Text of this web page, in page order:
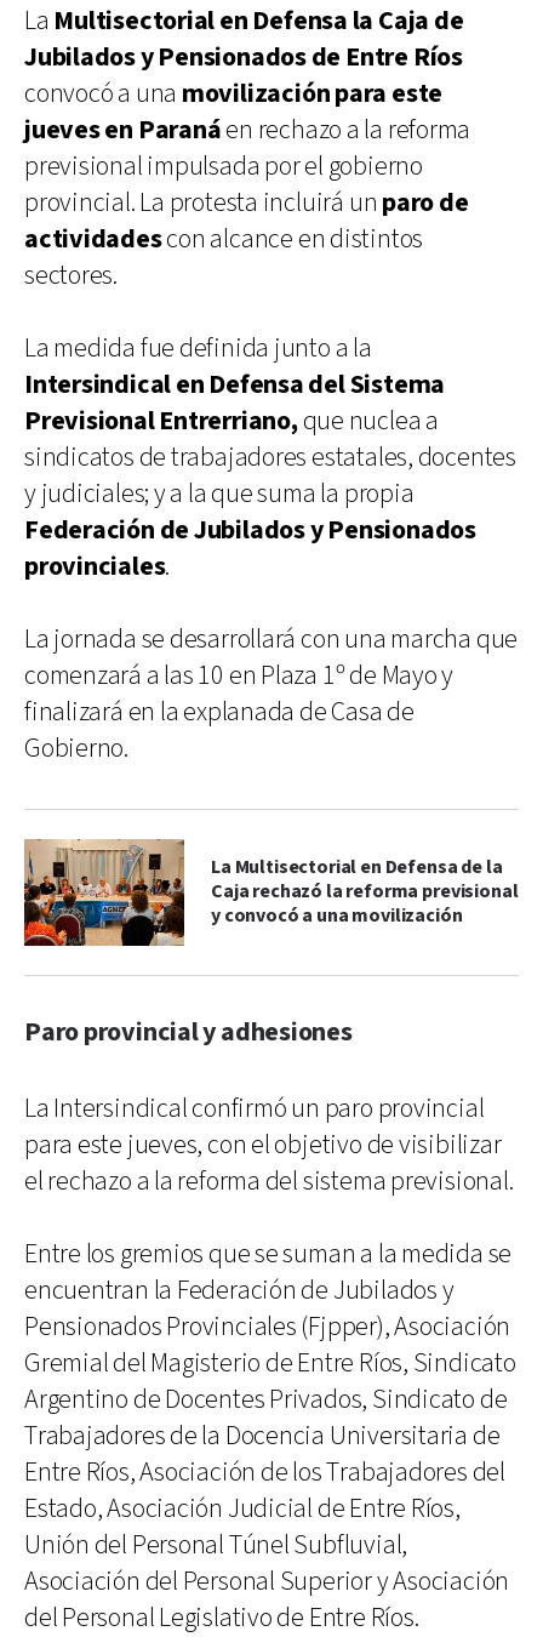
La Multisectorial en Defensa la Caja de
Jubilados y Pensionados de Entre Ríos
convocó a una movilización para este
jueves en Paranáen rechazo a la reforma
previsional impulsada por el gobierno
provincial. La protesta incluirá un paro de
actividadescon alcance en distintos
sectores.
La medida fue definida junto a la
Intersindical en Defensa del Sistema
Previsional Entrerriano,que nuclea a
sindicatos de trabajadores estatales, docentes
y judiciales; y a la que suma la propia
Federación de Jubilados y Pensionados
provinciales.
La jornada se desarrollará con una marcha que
comenzará a las 10 en Plaza 1º de Mayo y
finalizará en la explanada de Casa de
Gobierno.
La Multisectorial en Defensa de la
Caja rechazó la reforma previsional
y convocó a una movilización
Paro provincial y adhesiones
La Intersindical confirmó un paro provincial
para este jueves, con el objetivo de visibilizar
el rechazo a la reforma del sistema previsional.
Entre los gremios que se suman a la medida se
encuentran la Federación de Jubilados y
Pensionados Provinciales (Fjpper), Asociación
Gremial del Magisterio de Entre Ríos, Sindicato
Argentino de Docentes Privados, Sindicato de
Trabajadores de la Docencia Universitaria de
Entre Ríos, Asociación de los Trabajadores del
Estado, Asociación Judicial de Entre Ríos,
Unión del Personal Túnel Subfluvial,
Asociación del Personal Superior y Asociación
del Personal Legislativo de Entre Ríos.